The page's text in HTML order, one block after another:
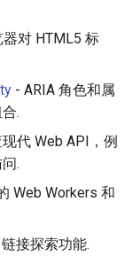
对 HTML5 标
- ARIA 角色和属
.
代 Web API，例
.
Web Workers 和
接探索功能.